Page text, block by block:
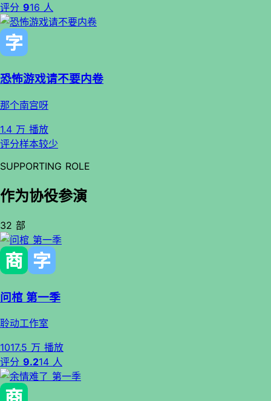
评分 916 人
恐怖游戏请不要内卷
那个南宫呀
1.4 万 播放
评分样本较少
SUPPORTING ROLE
作为协役参演
32 部
问棺 第一季
聆动工作室
1017.5 万 播放
评分 9.214 人